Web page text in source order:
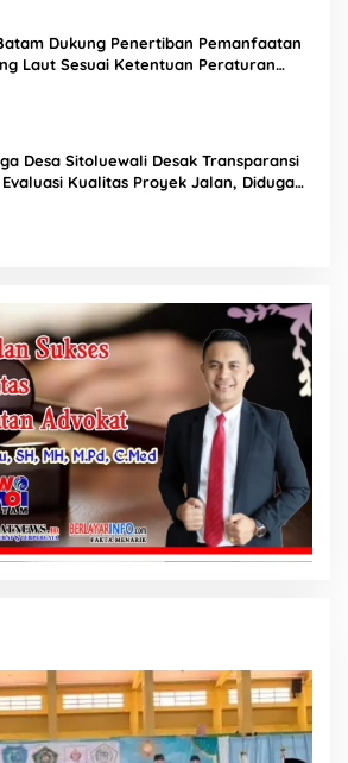
Dukung Penertiban Pemanfaatan
Laut Sesuai Ketentuan Peraturan
Desa Sitoluewali Desak Transparansi
Kualitas Proyek Jalan, Diduga